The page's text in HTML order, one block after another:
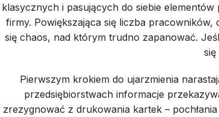
klasycznych i pasujących do siebie
firmy. Powiększająca się liczba
się chaos, nad którym trudno zapanować.
Pierwszym krokiem do ujarzmienia
przedsiębiorstwach informacje
zrezygnować z drukowania kartek –